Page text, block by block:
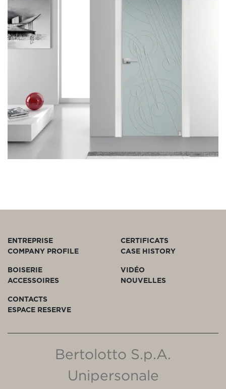
ENTREPRISE
COMPANY PROFILE
CERTIFICATS
CASE HISTORY
BOISERIE
ACCESSOIRES
VIDÉO
NOUVELLES
CONTACTS
ESPACE RESERVE
Bertolotto S.p.A.
Unipersonale